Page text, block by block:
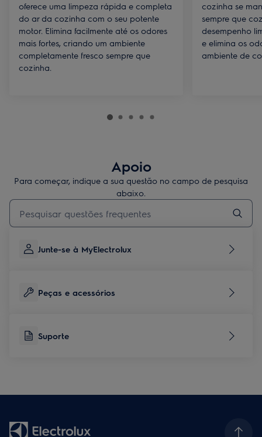
oferece uma limpeza rápida e completa
do ar da cozinha com o seu potente
motor. Elimina facilmente até os odores
mais fortes, criando um ambiente
completamente fresco sempre que
cozinha.
cozinha se
sempre que
desempenho
e elimina os
ambiente de
Apoio
Para começar, indique a sua questão no campo de pesquisa
abaixo.
Type to search for support articles
Junte-se à MyElectrolux
Peças e acessórios
Suporte